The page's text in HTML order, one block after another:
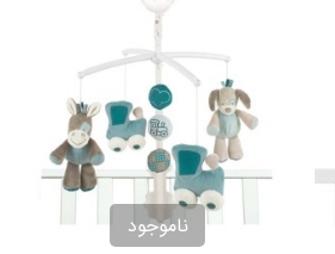
ناموجود